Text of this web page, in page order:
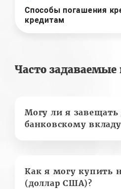
Способы погашения
кредитам
Часто
Могу ли я завещать
банковскому
Как я могу купить
(доллар США)?